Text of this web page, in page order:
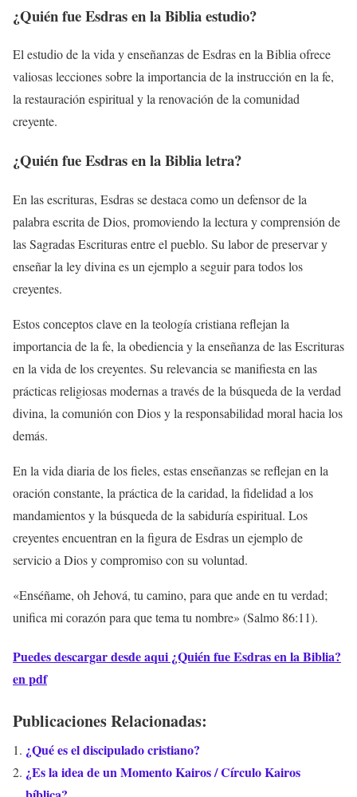
¿Quién fue Esdras en la Biblia estudio?
El estudio de la vida y enseñanzas de Esdras en la Biblia ofrece
valiosas lecciones sobre la importancia de la instrucción en la fe,
la restauración espiritual y la renovación de la comunidad
creyente.
¿Quién fue Esdras en la Biblia letra?
En las escrituras, Esdras se destaca como un defensor de la
palabra escrita de Dios, promoviendo la lectura y comprensión de
las Sagradas Escrituras entre el pueblo. Su labor de preservar y
enseñar la ley divina es un ejemplo a seguir para todos los
creyentes.
Estos conceptos clave en la teología cristiana reflejan la
importancia de la fe, la obediencia y la enseñanza de las Escrituras
en la vida de los creyentes. Su relevancia se manifiesta en las
prácticas religiosas modernas a través de la búsqueda de la verdad
divina, la comunión con Dios y la responsabilidad moral hacia los
demás.
En la vida diaria de los fieles, estas enseñanzas se reflejan en la
oración constante, la práctica de la caridad, la fidelidad a los
mandamientos y la búsqueda de la sabiduría espiritual. Los
creyentes encuentran en la figura de Esdras un ejemplo de
servicio a Dios y compromiso con su voluntad.
«Enséñame, oh Jehová, tu camino, para que ande en tu verdad;
unifica mi corazón para que tema tu nombre» (Salmo 86:11).
Puedes descargar desde aqui ¿Quién fue Esdras en la Biblia?
en pdf
Publicaciones Relacionadas:
¿Qué es el discipulado cristiano?
¿Es la idea de un Momento Kairos / Círculo Kairos